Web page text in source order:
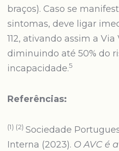
braços). Caso se
sintomas, deve ligar
112, ativando assim a Via
diminuindo até 50% do
incapacidade.5
Referências:
(1) (2) Sociedade
Interna (2023). O AVC é